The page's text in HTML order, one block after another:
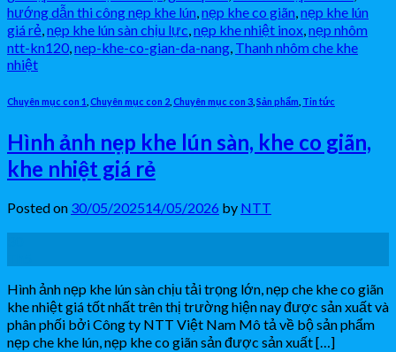
hướng dẫn thi công nẹp khe lún nẹp khe co giãn nẹp khe lún
giá rẻ nẹp khe lún sàn chịu lực nẹp khe nhiệt inox nẹp nhôm
ntt-kn120 nep-khe-co-gian-da-nang Thanh nhôm che khe
nhiệt
Chuyên mục con 1 Chuyên mục con 2 Chuyên mục con 3 Sản phẩm Tin tức
Hình ảnh nẹp khe lún sàn, khe co giãn,
khe nhiệt giá rẻ
Posted on 30/05/202514/05/2026 by NTT
Hình ảnh nẹp khe lún sàn chịu tải trọng lớn, nẹp che khe co giãn
khe nhiệt giá tốt nhất trên thị trường hiện nay được sản xuất và
phân phối bởi Công ty NTT Việt Nam Mô tả về bộ sản phẩm
nẹp che khe lún, nẹp khe co giãn sản được sản xuất […]